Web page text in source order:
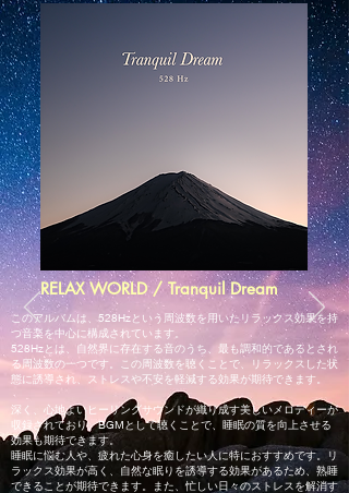
RELAX WORLD / Tranquil Dream
このアルバムは、528Hzという周波数を用いたリラックス効果を持
つ音楽を中心に構成されています。
528Hzとは、自然界に存在する音のうち、最も調和的であるとされ
る周波数の一つです。この周波数を聴くことで、リラックスした状
態に誘導され、ストレスや不安を軽減する効果が期待できます。
深く、心地よいヒーリングサウンドが織り成す美しいメロディーが
収録されており、BGMとして聴くことで、睡眠の質を向上させる
効果も期待できます。
睡眠に悩む人や、疲れた心身を癒したい人に特におすすめです。リ
ラックス効果が高く、自然な眠りを誘導する効果があるため、熟睡
できることが期待できます。また、忙しい日々のストレスを解消す